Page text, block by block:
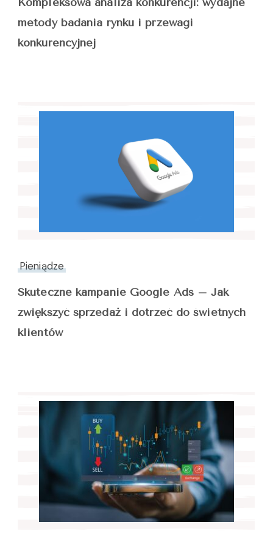
metody badania rynku i przewagi
konkurencyjnej
Pieniądze
Skuteczne kampanie Google Ads – Jak
zwiększyć sprzedaż i dotrzeć do świetnych
klientów